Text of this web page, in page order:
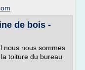
de bois -
nous nous sommes
toiture du bureau